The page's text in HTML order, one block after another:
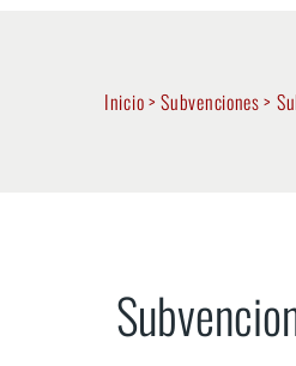
Inicio>Subvenciones>